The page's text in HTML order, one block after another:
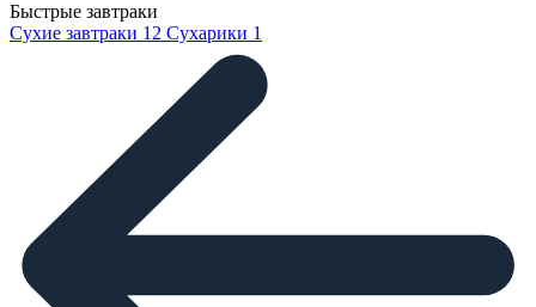
Быстрые завтраки
Сухие завтраки 12 Сухарики 1